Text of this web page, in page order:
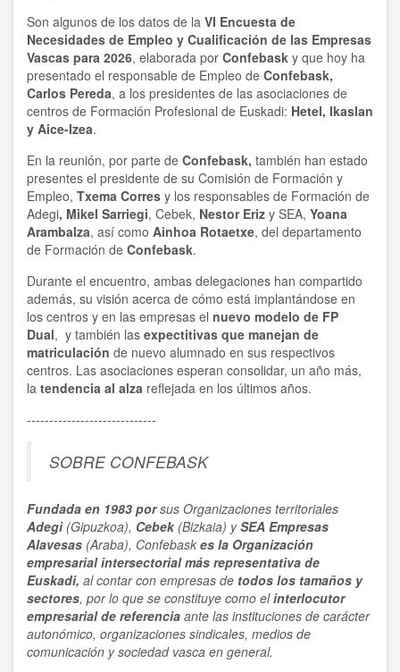
Son algunos de los datos de la VI Encuesta de
Necesidades de Empleo y Cualificación de las Empresas
Vascas para 2026, elaborada por Confebask y que hoy ha
presentado el responsable de Empleo de Confebask,
Carlos Pereda, a los presidentes de las asociaciones de
centros de Formación Profesional de Euskadi: Hetel, Ikaslan
y Aice-Izea.
En la reunión, por parte de Confebask, también han estado
presentes el presidente de su Comisión de Formación y
Empleo, Txema Corres y los responsables de Formación de
Adegi, Mikel Sarriegi, Cebek, Nestor Eriz y SEA, Yoana
Arambalza, así como Ainhoa Rotaetxe, del departamento
de Formación de Confebask.
Durante el encuentro, ambas delegaciones han compartido
además, su visión acerca de cómo está implantándose en
los centros y en las empresas el nuevo modelo de FP
Dual, y también las expectitivas que manejan de
matriculación de nuevo alumnado en sus respectivos
centros. Las asociaciones esperan consolidar, un año más,
la tendencia al alza reflejada en los últimos años.
-----------------------------
SOBRE CONFEBASK
Fundada en 1983 porsus Organizaciones territoriales
Adegi (Gipuzkoa), Cebek(Bizkaia) ySEA Empresas
Alavesas (Araba), Confebask es la Organización
empresarial intersectorial más representativa de
Euskadi, al contar con empresas de todos los tamaños y
sectores, por lo que se constituye como elinterlocutor
empresarial de referencia ante las instituciones de carácter
autonómico, organizaciones sindicales, medios de
comunicación y sociedad vasca en general.